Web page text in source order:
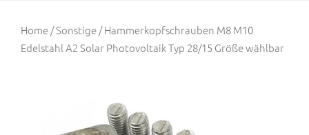
Home/Sonstige/ Hammerkopfschrauben M8 M10
Edelstahl A2 Solar Photovoltaik Typ 28/15 Größe wählbar